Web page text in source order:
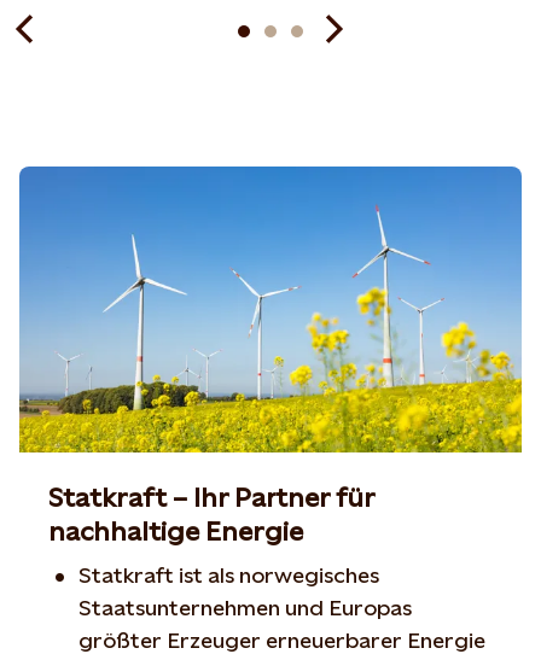
Statkraft – Ihr Partner für
nachhaltige Energie
Statkraft ist als norwegisches
Staatsunternehmen und Europas
größter Erzeuger erneuerbarer Energie